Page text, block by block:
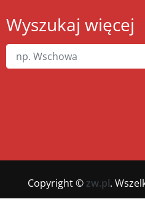
Wyszukaj więcej
Copyright © zw.pl.